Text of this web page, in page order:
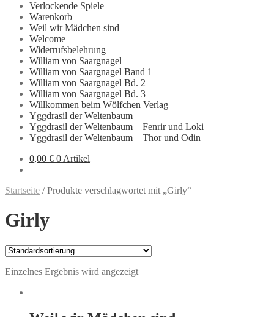
Verlockende Spiele
Warenkorb
Weil wir Mädchen sind
Welcome
Widerrufsbelehrung
William von Saargnagel
William von Saargnagel Band 1
William von Saargnagel Bd. 2
William von Saargnagel Bd. 3
Willkommen beim Wölfchen Verlag
Yggdrasil der Weltenbaum
Yggdrasil der Weltenbaum – Fenrir und Loki
Yggdrasil der Weltenbaum – Thor und Odin
0,00 € 0 Artikel
Startseite /Produkte verschlagwortet mit „Girly“
Girly
Einzelnes Ergebnis wird angezeigt